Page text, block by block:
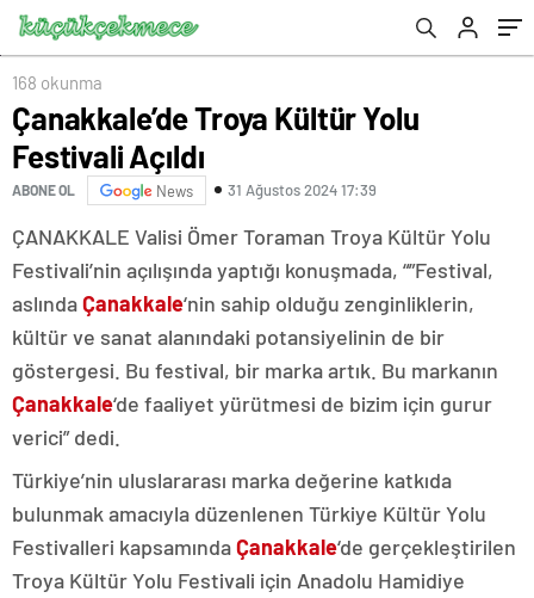
168 okunma
Çanakkale’de Troya Kültür Yolu
Festivali Açıldı
ABONE OL News 31 Ağustos 2024 17:39
ÇANAKKALE Valisi Ömer Toraman Troya Kültür Yolu
Festivali’nin açılışında yaptığı konuşmada, “”Festival,
aslındaÇanakkale‘nin sahip olduğu zenginliklerin,
kültür ve sanat alanındaki potansiyelinin de bir
göstergesi. Bu festival, bir marka artık. Bu markanın
Çanakkale‘de faaliyet yürütmesi de bizim için gurur
verici” dedi.
Türkiye’nin uluslararası marka değerine katkıda
bulunmak amacıyla düzenlenen Türkiye Kültür Yolu
Festivalleri kapsamındaÇanakkale‘de gerçekleştirilen
Troya Kültür Yolu Festivali için Anadolu Hamidiye